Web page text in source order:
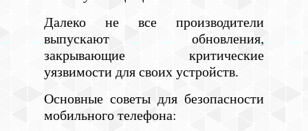
Далеко не все производители
выпускают обновления,
закрывающие критические
уязвимости для своих устройств.
Основные советы для безопасности
мобильного телефона: